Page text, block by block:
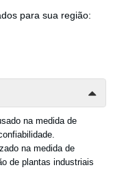
para sua região:
na medida de
na medida de
de plantas industriais